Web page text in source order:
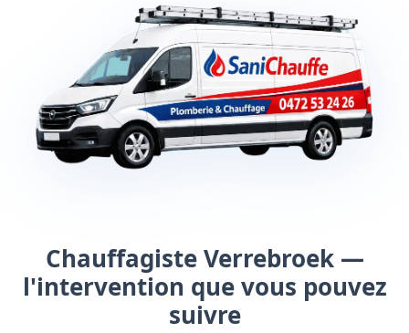
Chauffagiste Verrebroek —
l'intervention que vous pouvez
suivre